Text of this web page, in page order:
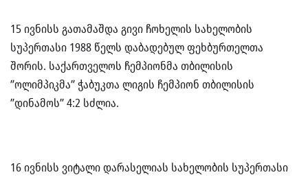
15 ივნისს გათამაშდა გივი ჩოხელის სახელობის
სუპერთასი 1988 წელს დაბადებულ ფეხბურთელთა
შორის. საქართველოს ჩემპიონმა თბილისის
”ოლიმპიკმა” ჭაბუკთა ლიგის ჩემპიონ თბილისის
”დინამოს” 4:2 სძლია.
16 ივნისს ვიტალი დარასელიას სახელობის სუპერთასი